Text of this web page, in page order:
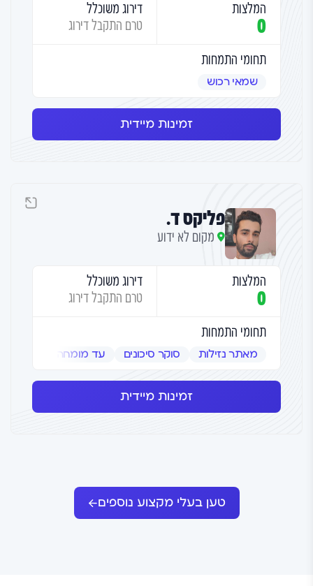
המלצות
0
דירוג משוכלל
טרם התקבל דירוג
תחומי התמחות
שמאי רכוש
זמינות מיידית
פליקס ד.
מקום לא ידוע
המלצות
0
דירוג משוכלל
טרם התקבל דירוג
תחומי התמחות
מאתר נזילות סוקר סיכונים עד מומחה
זמינות מיידית
טען בעלי מקצוע נוספים